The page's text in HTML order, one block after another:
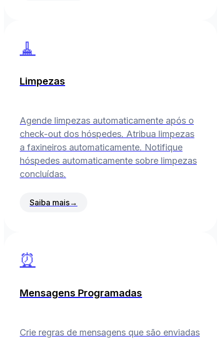
🧹
Limpezas
Agende limpezas automaticamente após o
check-out dos hóspedes. Atribua limpezas
a faxineiros automaticamente. Notifique
hóspedes automaticamente sobre limpezas
concluídas.
Saiba mais→
⏰
Mensagens Programadas
Crie regras de mensagens que são enviadas